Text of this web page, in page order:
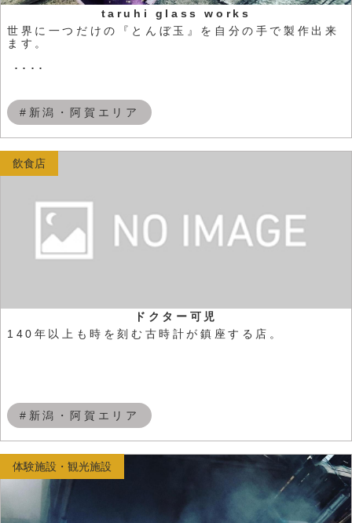
taruhi glass works
世界に一つだけの『とんぼ玉』を自分の手で製作出来
ます。
････
#新潟・阿賀エリア
ドクター可児
140年以上も時を刻む古時計が鎮座する店。
#新潟・阿賀エリア
飲食店
体験施設・観光施設